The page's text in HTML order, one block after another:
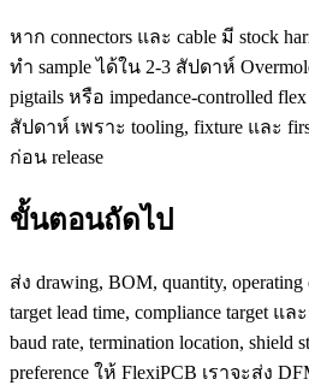
หาก connectors และ cable มี stock
ทำ sample ได้ใน 2-3 สัปดาห์
pigtails หรือ impedance-controlled
สัปดาห์ เพราะ tooling, fixture และ
ก่อน release
ขั้นตอนถัดไป
ส่ง drawing, BOM, quantity,
target lead time, compliance target แ
baud rate, termination location, shield
preference ให้ FlexiPCB เราจะส่ง